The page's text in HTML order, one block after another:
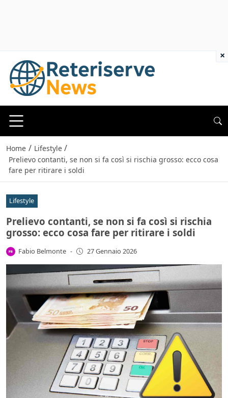
Home / Lifestyle /
Prelievo contanti, se non si fa così si rischia grosso: ecco cosa
fare per ritirare i soldi
Lifestyle
Prelievo contanti, se non si fa così si rischia
grosso: ecco cosa fare per ritirare i soldi
Fabio Belmonte - 27 Gennaio 2026
×